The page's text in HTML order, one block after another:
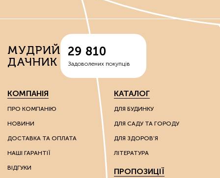
МУДРИЙ
ДАЧНИК
29 810
Задоволених покупців
КОМПАНІЯ
ПРО КОМПАНІЮ
НОВИНИ
ДОСТАВКА ТА ОПЛАТА
НАШІ ГАРАНТІЇ
ВІДГУКИ
КАТАЛОГ
ДЛЯ БУДИНКУ
ДЛЯ САДУ ТА ГОРОДУ
ДЛЯ ЗДОРОВ'Я
ЛІТЕРАТУРА
ПРОПОЗИЦІЇ